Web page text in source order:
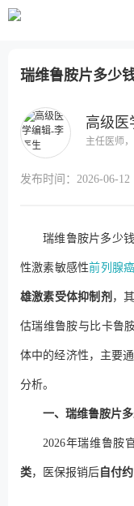
瑞维鲁胺片多少
高级医
主任医师
发布时间： 2026-06-12
瑞维鲁胺片多少
性激素敏感性前列腺癌
雄激素受体抑制剂 ，
估瑞维鲁胺与比卡鲁
体中的经济性，主要
分析。
一、瑞维鲁胺片
2026年瑞维鲁胺
类，医保报销后 自付